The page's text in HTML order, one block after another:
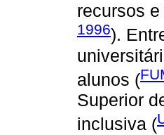
recursos
1996).
alunos (
Superior
inclusiva (